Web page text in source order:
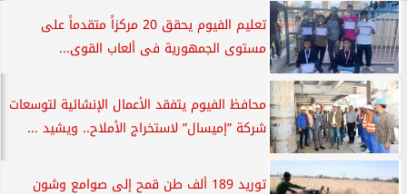
تعليم الفيوم يحقق 20 مركزاً متقدماً على
مستوى الجمهورية فى ألعاب القوى...
محافظ الفيوم يتفقد الأعمال الإنشائية لتوسعات
شركة ”إميسال” لاستخراج الأملاح.. ويشيد ...
توريد 189 ألف طن قمح إلى صوامع وشون